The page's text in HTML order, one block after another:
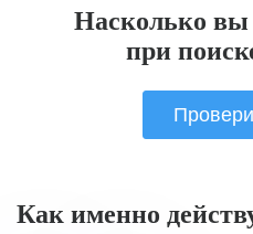
Насколько вы
при
Как именно